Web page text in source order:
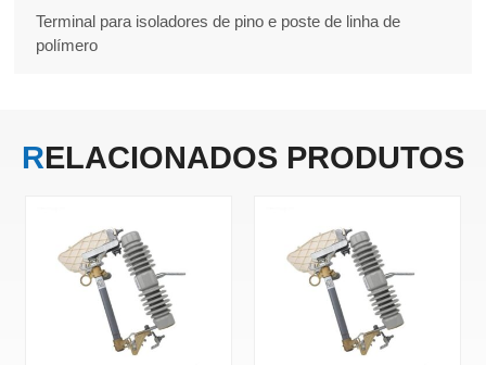
Terminal para isoladores de pino e poste de linha de
polímero
RELACIONADOSPRODUTOS